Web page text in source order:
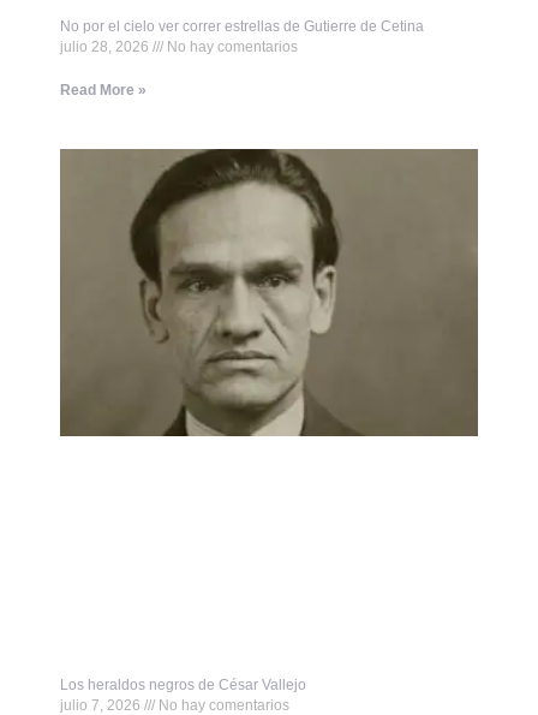
No por el cielo ver correr estrellas de Gutierre de Cetina
julio 28, 2026
No hay comentarios
Read More »
Los heraldos negros de César Vallejo
julio 7, 2026
No hay comentarios